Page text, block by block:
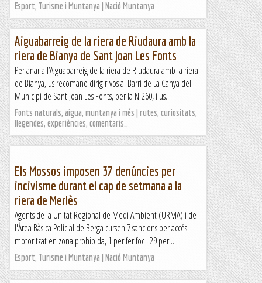
Esport, Turisme i Muntanya | Nació Muntanya
Aiguabarreig de la riera de Riudaura amb la
riera de Bianya de Sant Joan Les Fonts
Per anar a l’Aiguabarreig de la riera de Riudaura amb la riera
de Bianya, us recomano dirigir-vos al Barri de La Canya del
Municipi de Sant Joan Les Fonts, per la N-260, i us...
Fonts naturals, aigua, muntanya i més | rutes, curiositats,
llegendes, experiències, comentaris…
Els Mossos imposen 37 denúncies per
incivisme durant el cap de setmana a la
riera de Merlès
Agents de la Unitat Regional de Medi Ambient (URMA) i de
l'Àrea Bàsica Policial de Berga cursen 7 sancions per accés
motoritzat en zona prohibida, 1 per fer foc i 29 per...
Esport, Turisme i Muntanya | Nació Muntanya